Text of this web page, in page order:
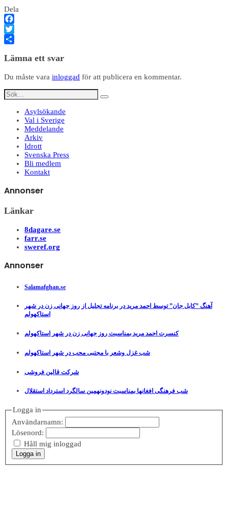
Dela
Facebook
Twitter
Lämna ett svar
Du måste vara inloggad för att publicera en kommentar.
Asylsökande
Val i Sverige
Meddelande
Arkiv
Idrott
Svenska Press
Bli medlem
Kontakt
Annonser
Länkar
8dagare.se
farr.se
sweref.org
Annonser
Salamafghan.se
آهنگ ”کابل جان” توسط احمد مرید در برنامه تجلیل از روز جهانی زن در شهر
استاکهولم
کنسرت احمد مرید بمناسبت روز جهانی زن در شهر استاکهولم
شب غزل وشعر با مجتبی محب در شهر استاکهولم
شرکت قالین فروشی
شب فرهنگی افغانها بمناسبت نودونهمین سالگرد استرداد استقلال
Logga in
Användarnamn:
Lösenord:
Håll mig inloggad
Logga in